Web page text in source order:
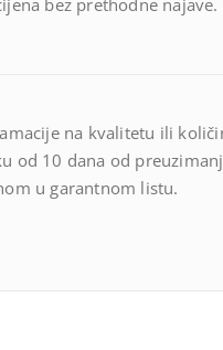
bez prethodne najave.
na kvalitetu ili
od 10 dana od
u garantnom listu.